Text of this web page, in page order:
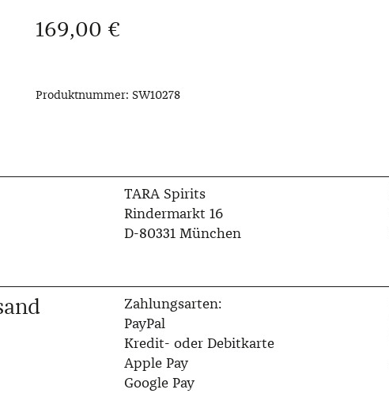
Regulärer Preis:
169,00 €
Produktnummer: SW10278
TARA Spirits
Rindermarkt 16
D-80331 München
Zahlungsarten:
PayPal
Kredit- oder Debitkarte
Apple Pay
Google Pay